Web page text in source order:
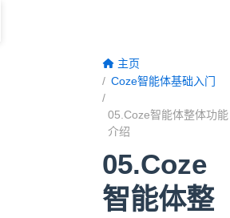
主页
Coze智能体基础入门
05.Coze智能体整体功能
介绍
05.Coze
智能体整